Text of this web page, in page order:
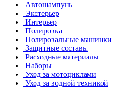
Автошампунь
Экстерьер
Интерьер
Полировка
Полировальные машинки
Защитные составы
Расходные материалы
Наборы
Уход за мотоциклами
Уход за водной техникой